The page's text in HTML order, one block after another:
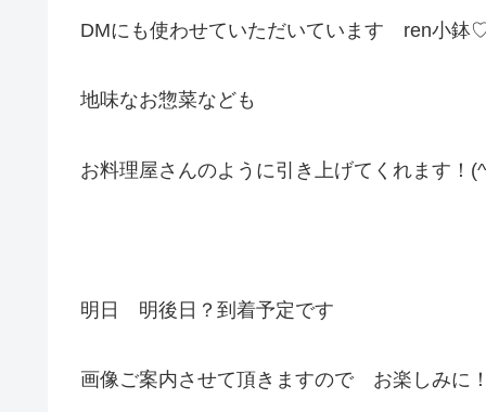
DMにも使わせていただいています ren小鉢
地味なお惣菜なども
お料理屋さんのように引き上げてくれます！
明日 明後日？到着予定です
画像ご案内させて頂きますので お楽しみに